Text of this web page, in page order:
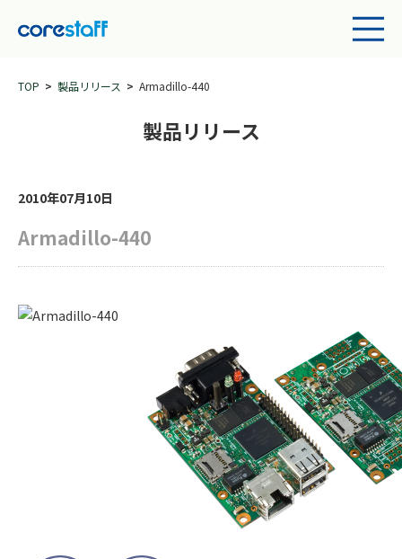
TOP 製品リリース Armadillo-440
製品リリース
2010年07月10日
Armadillo-440